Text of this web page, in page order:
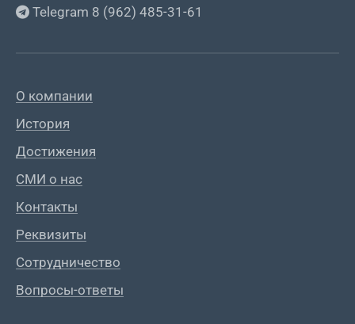
Telegram 8 (962) 485-31-61
О компании
История
Достижения
СМИ о нас
Контакты
Реквизиты
Сотрудничество
Вопросы-ответы